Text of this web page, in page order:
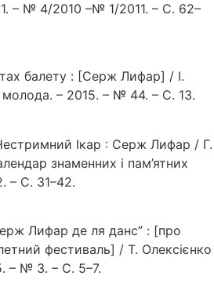
– № 4/2010 –№ 1/2011. – С. 62–
балету : [Серж Лифар] / І.
– 2015. – № 44. – С. 13.
Ікар : Серж Лифар / Г.
знаменних і пам’ятних
– С. 31–42.
Лифар де ля данс” : [про
фестиваль] / Т. Олексієнко
– № 3. – С. 5–7.